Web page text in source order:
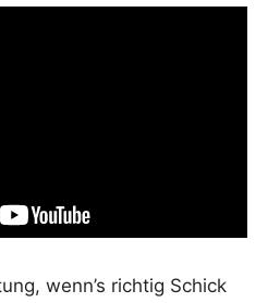
wenn’s richtig Schick